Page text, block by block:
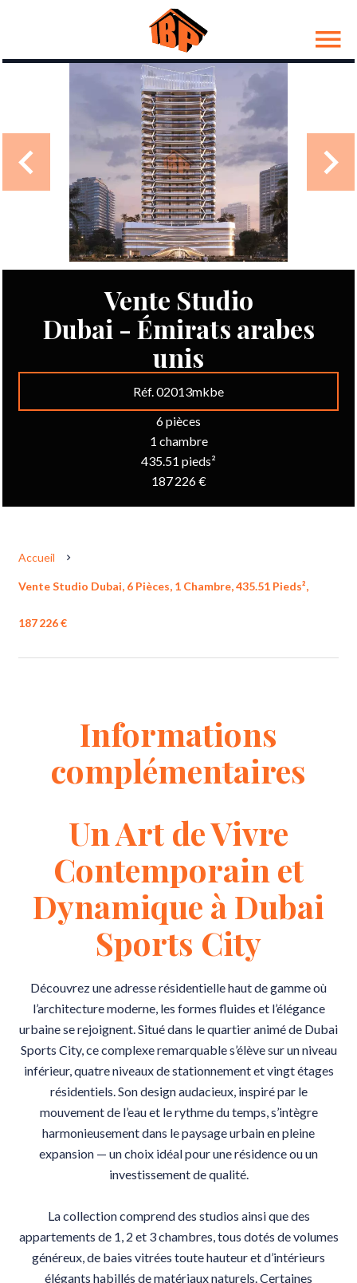
Vente Studio
Dubai - Émirats arabes
unis
Réf. 02013mkbe
6 pièces
1 chambre
435.51 pieds²
187 226 €
Accueil
Vente Studio Dubai, 6 Pièces, 1 Chambre, 435.51 Pieds²,
187 226 €
Informations
complémentaires
Un Art de Vivre
Contemporain et
Dynamique à Dubai
Sports City
Découvrez une adresse résidentielle haut de gamme où
l’architecture moderne, les formes fluides et l’élégance
urbaine se rejoignent. Situé dans le quartier animé de Dubai
Sports City, ce complexe remarquable s’élève sur un niveau
inférieur, quatre niveaux de stationnement et vingt étages
résidentiels. Son design audacieux, inspiré par le
mouvement de l’eau et le rythme du temps, s’intègre
harmonieusement dans le paysage urbain en pleine
expansion — un choix idéal pour une résidence ou un
investissement de qualité.
La collection comprend des studios ainsi que des
appartements de 1, 2 et 3 chambres, tous dotés de volumes
généreux, de baies vitrées toute hauteur et d’intérieurs
élégants habillés de matériaux naturels. Certaines